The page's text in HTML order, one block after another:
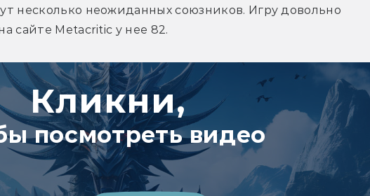
несколько неожиданных союзников. Игру довольно
сайте Metacritic у нее 82.
Кликни,
посмотреть видео